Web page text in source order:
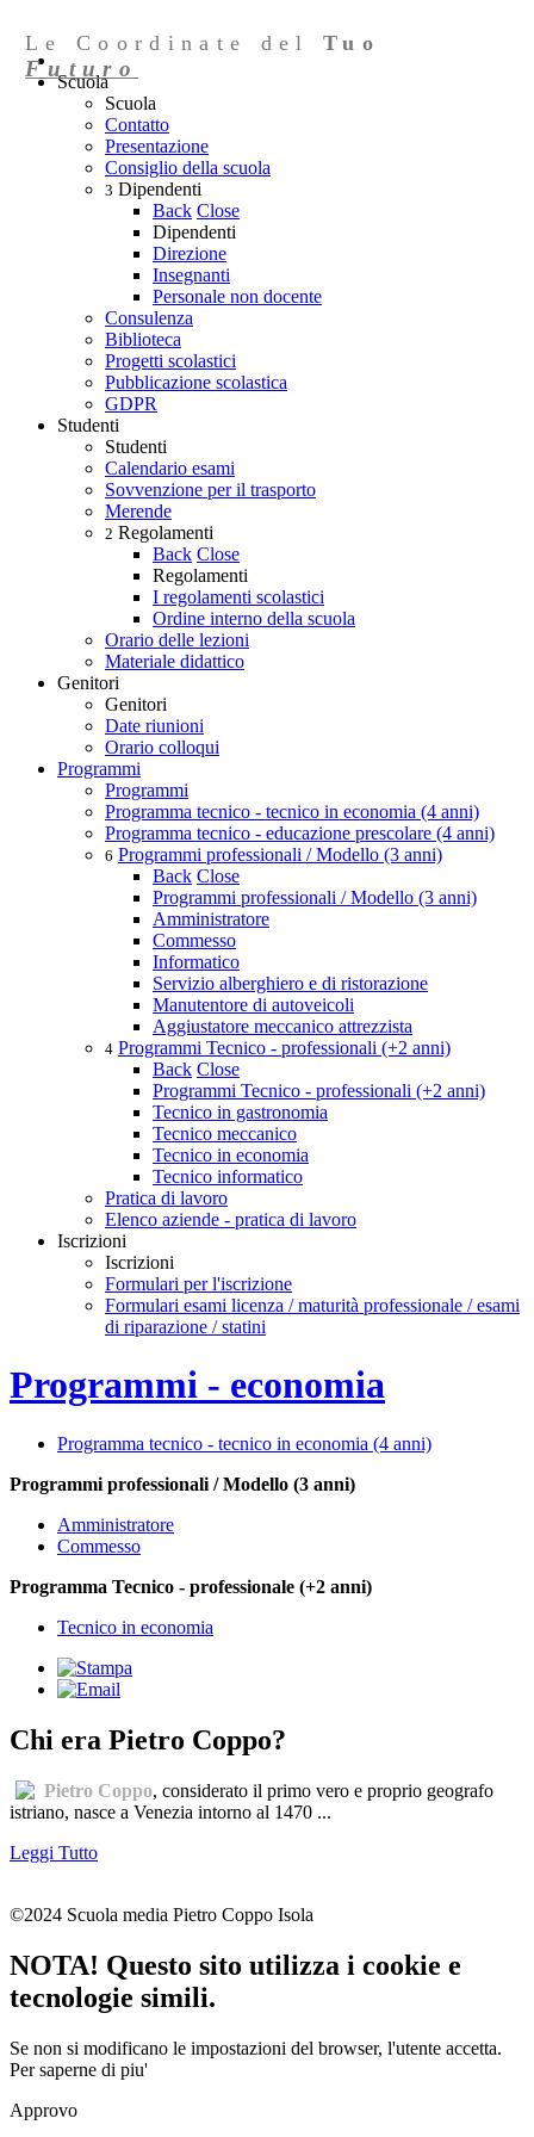
Le Coordinate delTuo
Futuro
Scuola
Scuola
Contatto
Presentazione
Consiglio della scuola
3 Dipendenti
Back Close
Dipendenti
Direzione
Insegnanti
Personale non docente
Consulenza
Biblioteca
Progetti scolastici
Pubblicazione scolastica
GDPR
Studenti
Studenti
Calendario esami
Sovvenzione per il trasporto
Merende
2 Regolamenti
Back Close
Regolamenti
I regolamenti scolastici
Ordine interno della scuola
Orario delle lezioni
Materiale didattico
Genitori
Genitori
Date riunioni
Orario colloqui
Programmi
Programmi
Programma tecnico - tecnico in economia (4 anni)
Programma tecnico - educazione prescolare (4 anni)
6 Programmi professionali / Modello (3 anni)
Back Close
Programmi professionali / Modello (3 anni)
Amministratore
Commesso
Informatico
Servizio alberghiero e di ristorazione
Manutentore di autoveicoli
Aggiustatore meccanico attrezzista
4 Programmi Tecnico - professionali (+2 anni)
Back Close
Programmi Tecnico - professionali (+2 anni)
Tecnico in gastronomia
Tecnico meccanico
Tecnico in economia
Tecnico informatico
Pratica di lavoro
Elenco aziende - pratica di lavoro
Iscrizioni
Iscrizioni
Formulari per l'iscrizione
Formulari esami licenza / maturità professionale / esami
di riparazione / statini
Programmi - economia
Programma tecnico - tecnico in economia (4 anni)
Programmi professionali / Modello (3 anni)
Amministratore
Commesso
Programma Tecnico - professionale (+2 anni)
Tecnico in economia
Chi era Pietro Coppo?
Pietro Coppo, considerato il primo vero e proprio geografo
istriano, nasce a Venezia intorno al 1470 ...
Leggi Tutto
©2024 Scuola media Pietro Coppo Isola
NOTA! Questo sito utilizza i cookie e
tecnologie simili.
Se non si modificano le impostazioni del browser, l'utente accetta.
Per saperne di piu'
Approvo